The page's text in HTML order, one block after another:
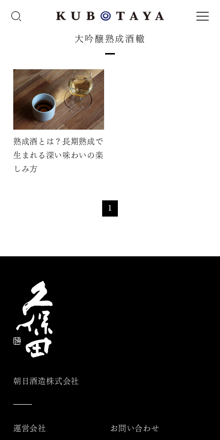
大吟醸熟成酒轍
熟成酒とは？長期熟成で
生まれる深い味わいの楽
しみ方
1
朝日酒造株式会社
運営会社 お問い合わせ